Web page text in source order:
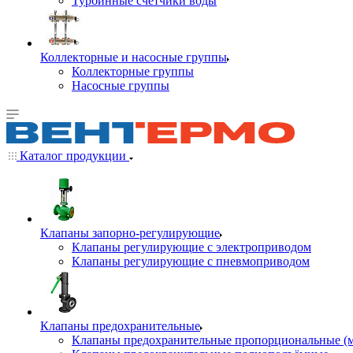
Коллекторные и насосные группы
Коллекторные группы
Насосные группы
Каталог продукции
Клапаны запорно-регулирующие
Клапаны регулирующие с электроприводом
Клапаны регулирующие с пневмоприводом
Клапаны предохранительные
Клапаны предохранительные пропорциональные